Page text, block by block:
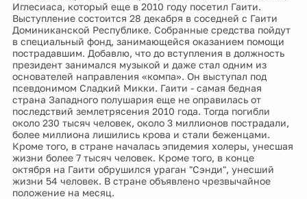
Иглесиаса, который еще в 2010 году посетил Гаити.
Выступление состоится 28 декабря в соседней с Гаити
Доминиканской Республике. Собранные средства пойдут
в специальный фонд, занимающейся оказанием помощи
пострадавшим. Добавлю, что до вступления в должность
президент занимался музыкой и даже стал одним из
основателей направления «компа». Он выступал под
псевдонимом Сладкий Микки. Гаити - самая бедная
страна Западного полушария еще не оправилась от
последствий землетрясения 2010 года. Тогда погибли
около 230 тысяч человек, около 3 миллионов пострадали,
более миллиона лишились крова и стали беженцами.
Кроме того, в стране началась эпидемия холеры, унесшая
жизни более 7 тысяч человек. Кроме того, в конце
октября на Гаити обрушился ураган "Сэнди", унесший
жизни 54 человек. В стране объявлено чрезвычайное
положение на месяц.